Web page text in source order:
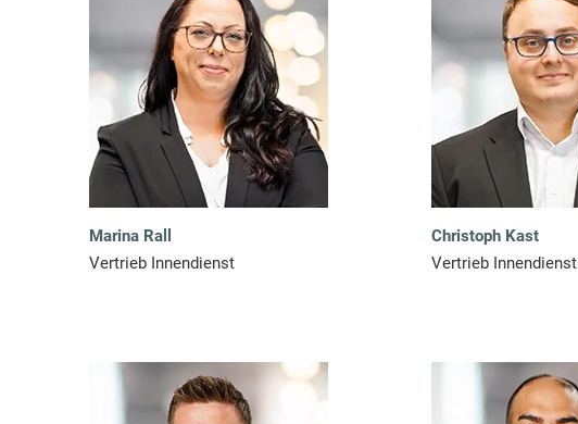
Marina Rall
Vertrieb Innendienst
Christoph Kast
Vertrieb Innendienst